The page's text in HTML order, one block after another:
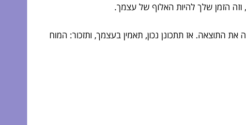
וזה הזמן שלך להיות האלוף של עצמך.
אז תתכונן נכון, תאמין בעצמך, ותזכור: המוח